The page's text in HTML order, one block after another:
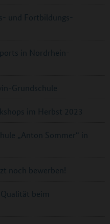
und Fortbildungs-
in Nordrhein-
Grundschule
im Herbst 2023
„Anton Sommer“ in
noch bewerben!
beim